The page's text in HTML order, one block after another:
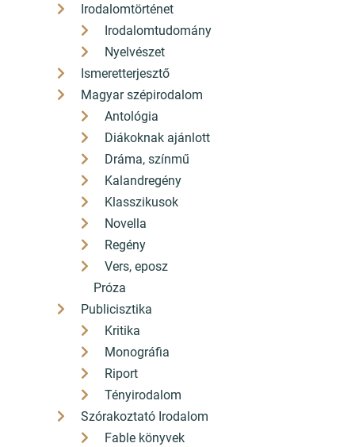
Irodalomtörténet
Irodalomtudomány
Nyelvészet
Ismeretterjesztő
Magyar szépirodalom
Antológia
Diákoknak ajánlott
Dráma, színmű
Kalandregény
Klasszikusok
Novella
Regény
Vers, eposz
Próza
Publicisztika
Kritika
Monográfia
Riport
Tényirodalom
Szórakoztató Irodalom
Fable könyvek